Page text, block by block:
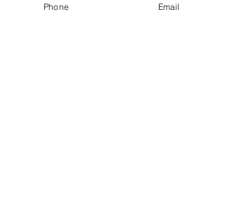
Phone Email